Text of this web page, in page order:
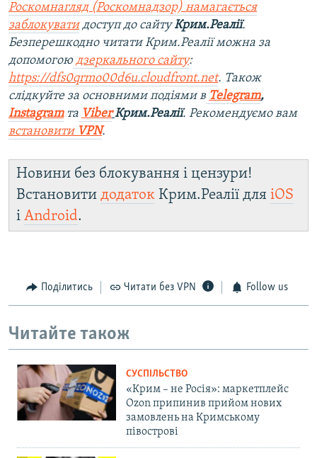
Роскомнагляд (Роскомнадзор) намагається
заблокуватидоступ до сайтуКрим.Реалії.
Безперешкодно читати Крим.Реалії можна за
допомогою дзеркального сайту:
https://dfs0qrmo00d6u.cloudfront.net. Також
слідкуйте за основними подіями в Telegram,
Instagramта Viber Крим.Реалії. Рекомендуємо вам
встановити VPN.
Новини без блокування і цензури!
Встановити додаток Крим.Реалії для iOS
і Android.
Поділитись Читати без VPN Follow us
Читайте також
СУСПІЛЬСТВО
«Крим – не Росія»: маркетплейс
Ozon припинив прийом нових
замовлень на Кримському
півострові